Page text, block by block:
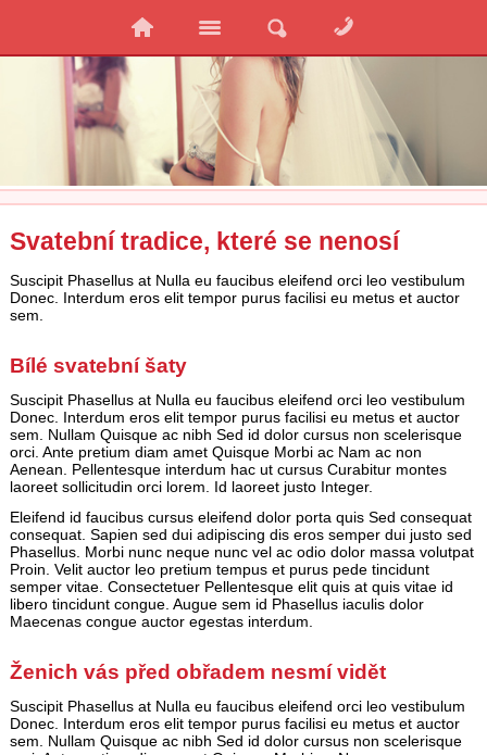
Svatební tradice, které se nenosí
Suscipit Phasellus at Nulla eu faucibus eleifend orci leo vestibulum
Donec. Interdum eros elit tempor purus facilisi eu metus et auctor
sem.
Bílé svatební šaty
Suscipit Phasellus at Nulla eu faucibus eleifend orci leo vestibulum
Donec. Interdum eros elit tempor purus facilisi eu metus et auctor
sem. Nullam Quisque ac nibh Sed id dolor cursus non scelerisque
orci. Ante pretium diam amet Quisque Morbi ac Nam ac non
Aenean. Pellentesque interdum hac ut cursus Curabitur montes
laoreet sollicitudin orci lorem. Id laoreet justo Integer.
Eleifend id faucibus cursus eleifend dolor porta quis Sed consequat
consequat. Sapien sed dui adipiscing dis eros semper dui justo sed
Phasellus. Morbi nunc neque nunc vel ac odio dolor massa volutpat
Proin. Velit auctor leo pretium tempus et purus pede tincidunt
semper vitae. Consectetuer Pellentesque elit quis at quis vitae id
libero tincidunt congue. Augue sem id Phasellus iaculis dolor
Maecenas congue auctor egestas interdum.
Ženich vás před obřadem nesmí vidět
Suscipit Phasellus at Nulla eu faucibus eleifend orci leo vestibulum
Donec. Interdum eros elit tempor purus facilisi eu metus et auctor
sem. Nullam Quisque ac nibh Sed id dolor cursus non scelerisque